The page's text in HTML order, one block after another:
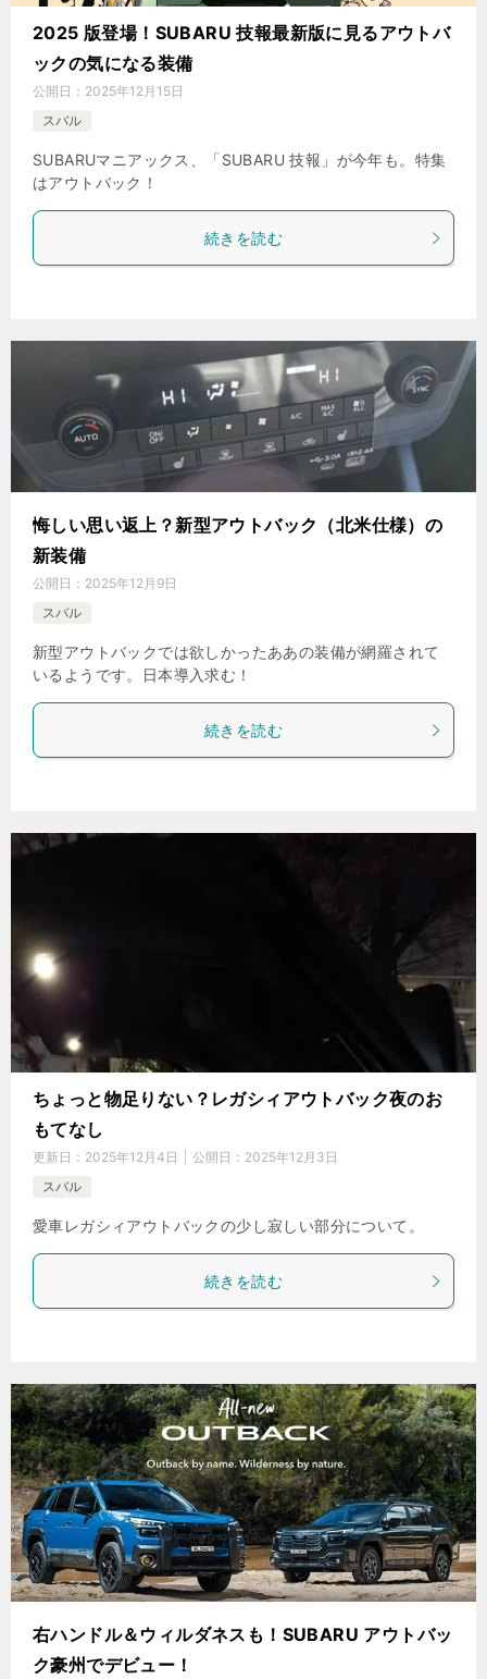
2025 版登場！SUBARU 技報最新版に見るアウトバ
ックの気になる装備
公開日： 2025年12月15日
スバル
SUBARUマニアックス、「SUBARU 技報」が今年も。特集
はアウトバック！
続きを読む
悔しい思い返上？新型アウトバック（北米仕様）の
新装備
公開日： 2025年12月9日
スバル
新型アウトバックでは欲しかったああの装備が網羅されて
いるようです。日本導入求む！
続きを読む
ちょっと物足りない？レガシィアウトバック夜のお
もてなし
更新日： 2025年12月4日 公開日： 2025年12月3日
スバル
愛車レガシィアウトバックの少し寂しい部分について。
続きを読む
右ハンドル＆ウィルダネスも！SUBARU アウトバッ
ク豪州でデビュー！